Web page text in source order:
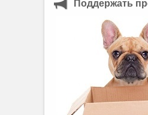
Поддержать